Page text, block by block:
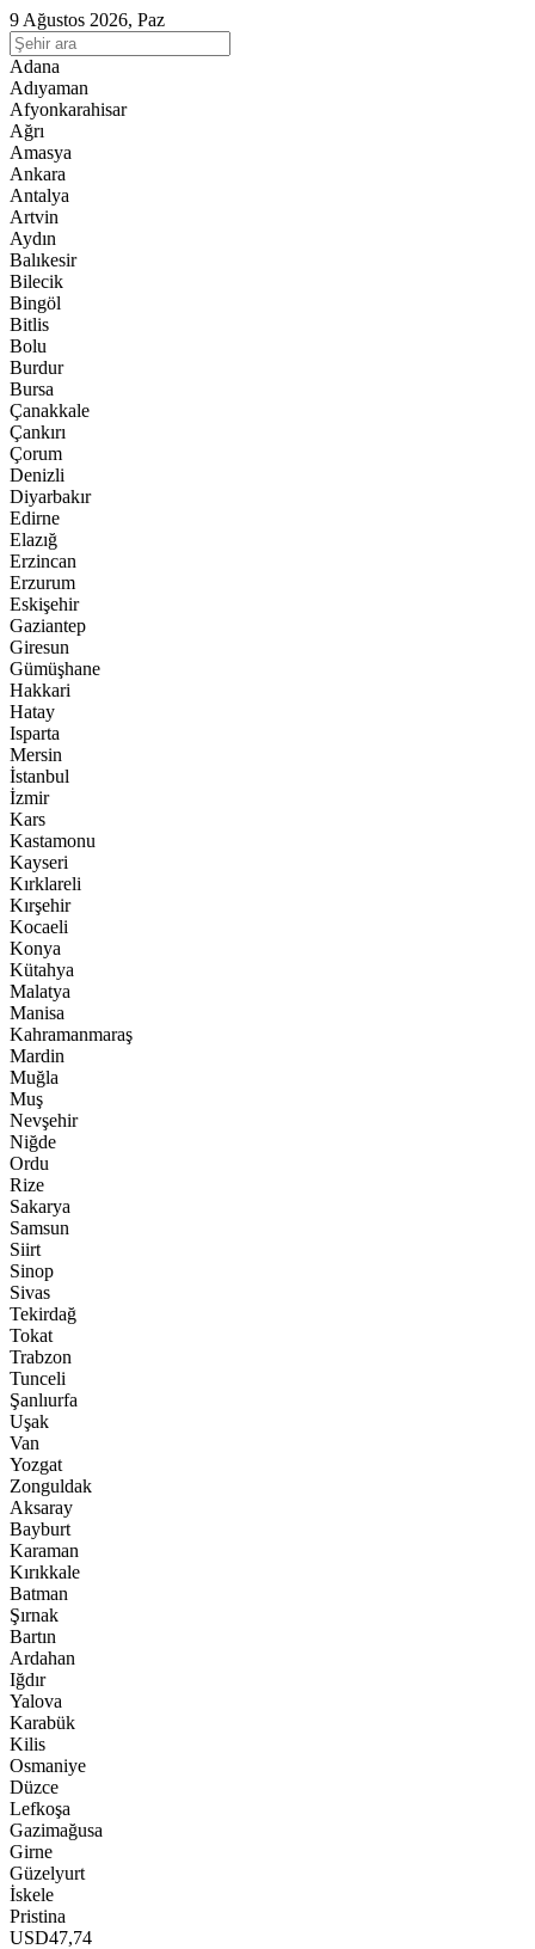
9 Ağustos 2026, Paz
Adana
Adıyaman
Afyonkarahisar
Ağrı
Amasya
Ankara
Antalya
Artvin
Aydın
Balıkesir
Bilecik
Bingöl
Bitlis
Bolu
Burdur
Bursa
Çanakkale
Çankırı
Çorum
Denizli
Diyarbakır
Edirne
Elazığ
Erzincan
Erzurum
Eskişehir
Gaziantep
Giresun
Gümüşhane
Hakkari
Hatay
Isparta
Mersin
İstanbul
İzmir
Kars
Kastamonu
Kayseri
Kırklareli
Kırşehir
Kocaeli
Konya
Kütahya
Malatya
Manisa
Kahramanmaraş
Mardin
Muğla
Muş
Nevşehir
Niğde
Ordu
Rize
Sakarya
Samsun
Siirt
Sinop
Sivas
Tekirdağ
Tokat
Trabzon
Tunceli
Şanlıurfa
Uşak
Van
Yozgat
Zonguldak
Aksaray
Bayburt
Karaman
Kırıkkale
Batman
Şırnak
Bartın
Ardahan
Iğdır
Yalova
Karabük
Kilis
Osmaniye
Düzce
Lefkoşa
Gazimağusa
Girne
Güzelyurt
İskele
Pristina
USD47,74